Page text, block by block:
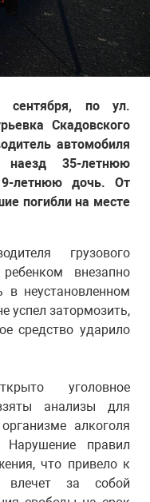
сентября, по ул.
Скадовского
автомобиля
35-летнюю
летнюю дочь. От
погибли на месте
грузового
внезапно
неустановленном
успел затормозить,
средство ударило
уголовное
анализы для
алкоголя
Нарушение правил
что привело к
влечет за собой